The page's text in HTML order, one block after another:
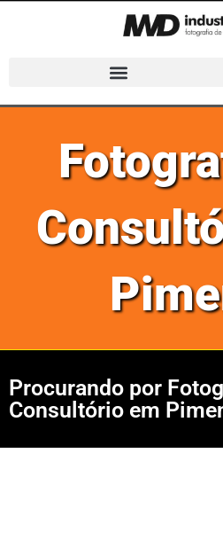
Procurando por
Consultório em